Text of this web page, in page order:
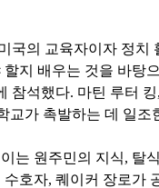
국의 교육자이자 정
지 배우는 것을 바탕
석했다. 마틴 루터
교가 촉발하는 데 일조
는 원주민의 지식,
호자, 퀘이커 장로